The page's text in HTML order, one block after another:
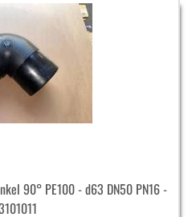
90° PE100 - d63 DN50 PN16 -